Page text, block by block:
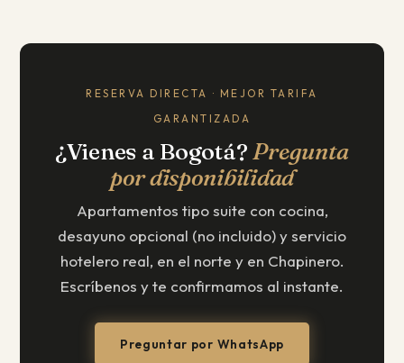
RESERVA DIRECTA · MEJOR TARIFA
GARANTIZADA
¿Vienes a Bogotá?Pregunta
por disponibilidad
Apartamentos tipo suite con cocina,
desayuno opcional (no incluido) y servicio
hotelero real, en el norte y en Chapinero.
Escríbenos y te confirmamos al instante.
Preguntar por WhatsApp